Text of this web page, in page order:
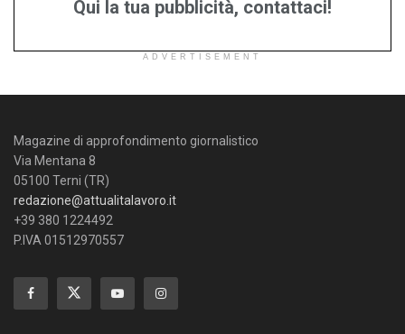
APPROFONDIMENTI
Creator Economy, tante opportunità ma poche
tutele